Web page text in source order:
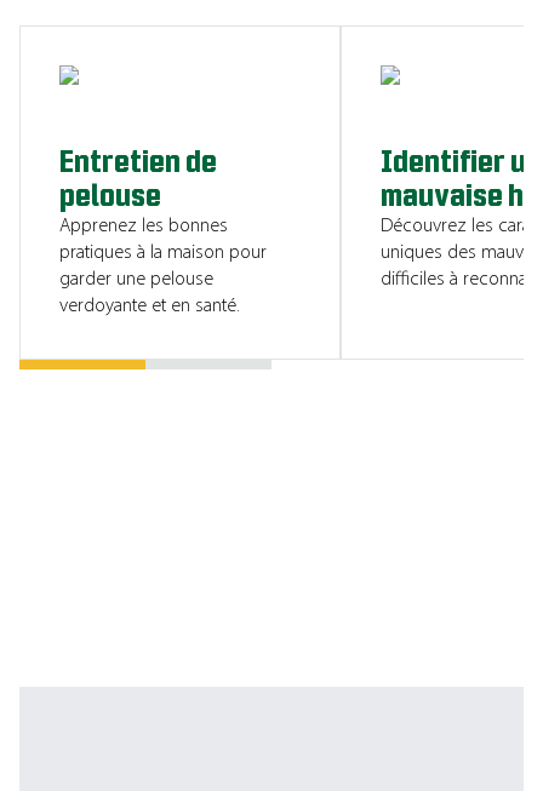
Entretien de
pelouse
Apprenez les bonnes
pratiques à la maison pour
garder une pelouse
verdoyante et en santé.
Identifier
mauvaise
Découvrez les
uniques des
difficiles à